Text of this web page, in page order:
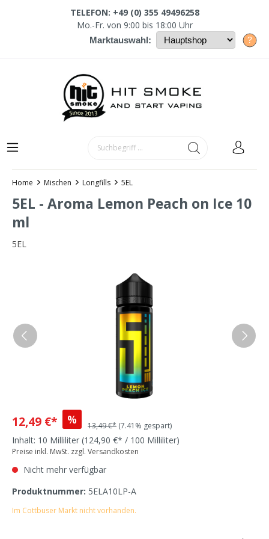
TELEFON: +49 (0) 355 49496258
Mo.-Fr. von 9:00 bis 18:00 Uhr
Marktauswahl: ?
Home Mischen Longfills 5EL
5EL - Aroma Lemon Peach on Ice 10
ml
5EL
12,49 €* % 13,49 €* (7.41% gespart)
Inhalt: 10 Milliliter (124,90 €* / 100 Milliliter)
Preise inkl. MwSt. zzgl. Versandkosten
Nicht mehr verfügbar
Produktnummer: 5ELA10LP-A
Im Cottbuser Markt nicht vorhanden.